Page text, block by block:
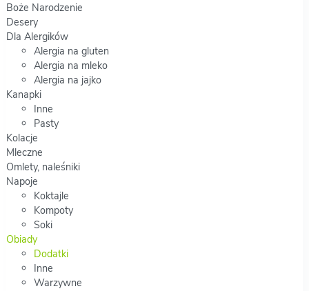
Boże Narodzenie
Desery
Dla Alergików
Alergia na gluten
Alergia na mleko
Alergia na jajko
Kanapki
Inne
Pasty
Kolacje
Mleczne
Omlety, naleśniki
Napoje
Koktajle
Kompoty
Soki
Obiady
Dodatki
Inne
Warzywne